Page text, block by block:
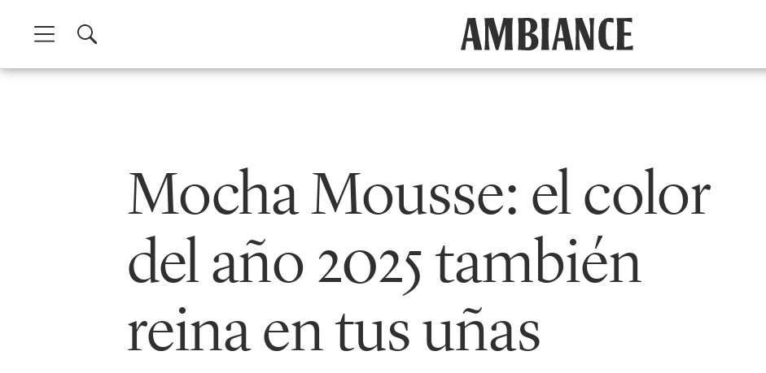
Skip
Mocha Mousse: el color
del año 2025 también
reina en tus uñas